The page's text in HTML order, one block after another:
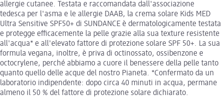
allergie cutanee. Testata e raccomandata dall'associazione
tedesca per l'asma e le allergie DAAB, la crema solare Kids MED
Ultra Sensitive SPF50+ di SUNDANCE è dermatologicamente testata
e protegge efficacemente la pelle grazie alla sua texture resistente
all'acqua* e all'elevato fattore di protezione solare SPF 50+. La sua
formula vegana, inoltre, è priva di octinossato, ossibenzone e
octocrylene, perché abbiamo a cuore il benessere della pelle tanto
quanto quello delle acque del nostro Pianeta. *Confermato da un
laboratorio indipendente: dopo circa 40 minuti in acqua, permane
almeno il 50 % del fattore di protezione solare dichiarato.